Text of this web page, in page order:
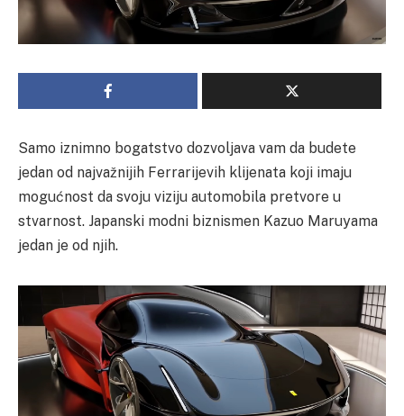
Samo iznimno bogatstvo dozvoljava vam da budete
jedan od najvažnijih Ferrarijevih klijenata koji imaju
mogućnost da svoju viziju automobila pretvore u
stvarnost. Japanski modni biznismen Kazuo Maruyama
jedan je od njih.